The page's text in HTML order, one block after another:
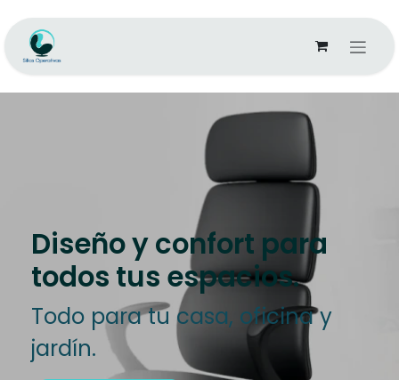
Diseño y confort para
todos tus espacios.
Todo para tu casa, oficina y
jardín.